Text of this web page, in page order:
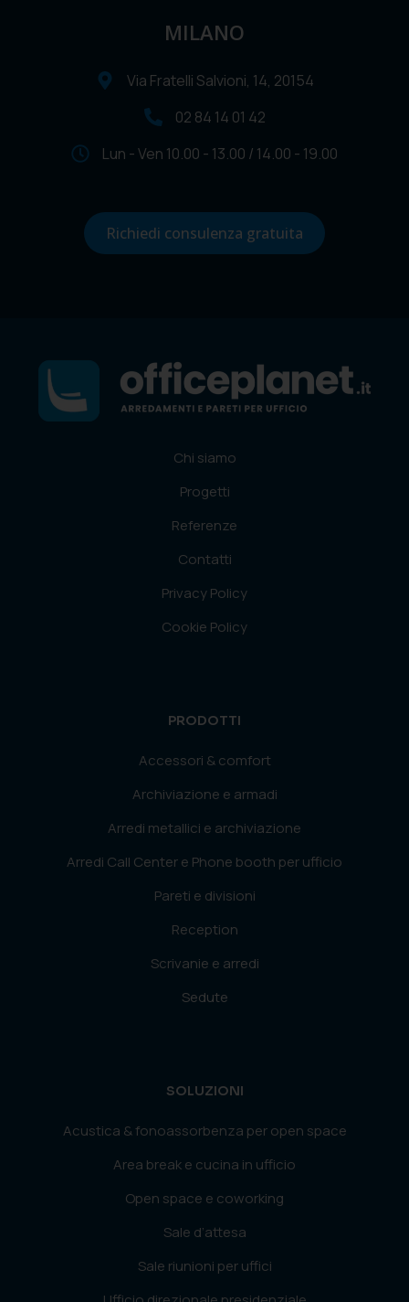
MILANO
Via Fratelli Salvioni, 14, 20154
02 84 14 01 42
Lun - Ven 10.00 - 13.00 / 14.00 - 19.00
Richiedi consulenza gratuita
Chi siamo
Progetti
Referenze
Contatti
Privacy Policy
Cookie Policy
PRODOTTI
Accessori & comfort
Archiviazione e armadi
Arredi metallici e archiviazione
Arredi Call Center e Phone booth per ufficio
Pareti e divisioni
Reception
Scrivanie e arredi
Sedute
SOLUZIONI
Acustica & fonoassorbenza per open space
Area break e cucina in ufficio
Open space e coworking
Sale d’attesa
Sale riunioni per uffici